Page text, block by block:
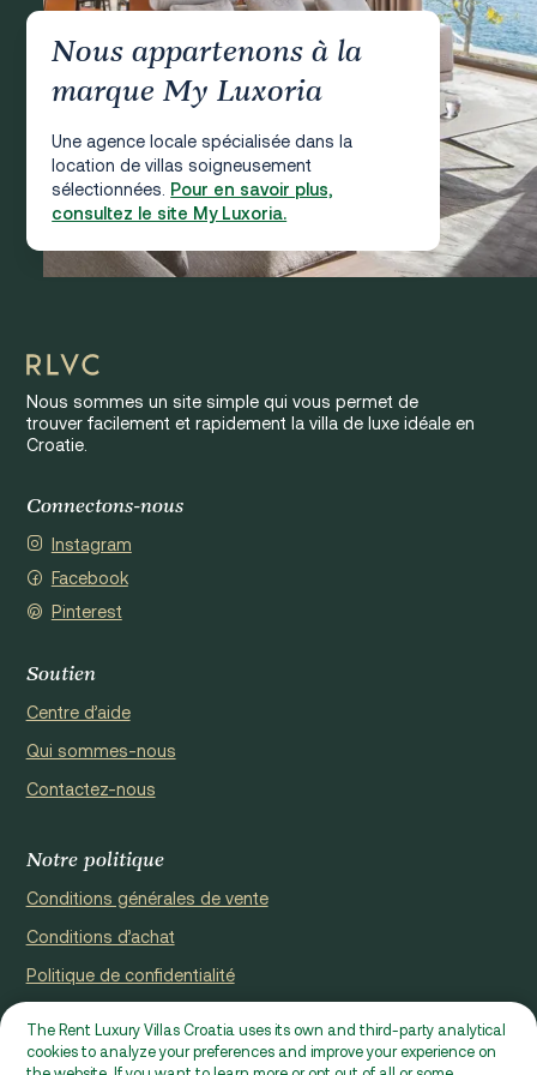
Nous appartenons à la
marque My Luxoria
Une agence locale spécialisée dans la
location de villas soigneusement
sélectionnées. Pour en savoir plus,
consultez le site My Luxoria.
Nous sommes un site simple qui vous permet de
trouver facilement et rapidement la villa de luxe idéale en
Croatie.
Connectons-nous
Instagram
Facebook
Pinterest
Soutien
Centre d’aide
Qui sommes-nous
Contactez-nous
Notre politique
Conditions générales de vente
Conditions d’achat
Politique de confidentialité
Site web enregistré par Domus properties d.o.o., Ćaleta-Cari 53a,
The Rent Luxury Villas Croatia uses its own and third-party analytical
cookies to analyze your preferences and improve your experience on